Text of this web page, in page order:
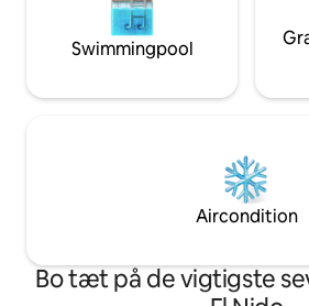
Swimmingpool
Aircondition
Bo tæt på de vigtigste